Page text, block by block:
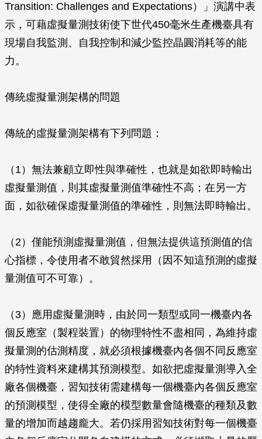
Transition: Challenges and Expectations）」演講中表
示，可藉虛擬量測技術使下世代450毫米生產機臺具有
現場自我監測、自我控制和減少監控晶圓消耗等的能
力。
傳統虛擬量測架構的問題
傳統的虛擬量測架構有下列問題：
（1）無法兼顧立即性與準確性，也就是如欲即時輸出
虛擬量測值，則其虛擬量測值準確性不高；在另一方
面，如欲確保虛擬量測值的準確性，則無法即時輸出。
（2）僅能預測虛擬量測值，但無法提供這預測值的信
心指標，令使用者不敢貿然採用（因不知這預測的虛擬
量測值可不可靠）。
（3）應用虛擬量測時，由於同一類型或同一機臺內各
個反應室（製程裝置）的物理特性不盡相同，為維持虛
擬量測的估測精度，就必須根據機臺內各個不同反應室
的特性資料來建構其預測模型。如欲把虛擬量測導入全
廠各個機臺，習知技術需建構每一個機臺內各個反應室
的預測模型，使得全廠的模型數量會隨機臺的種類及數
量的增加而越趨龐大。若仍採用習知技術對每一個機臺